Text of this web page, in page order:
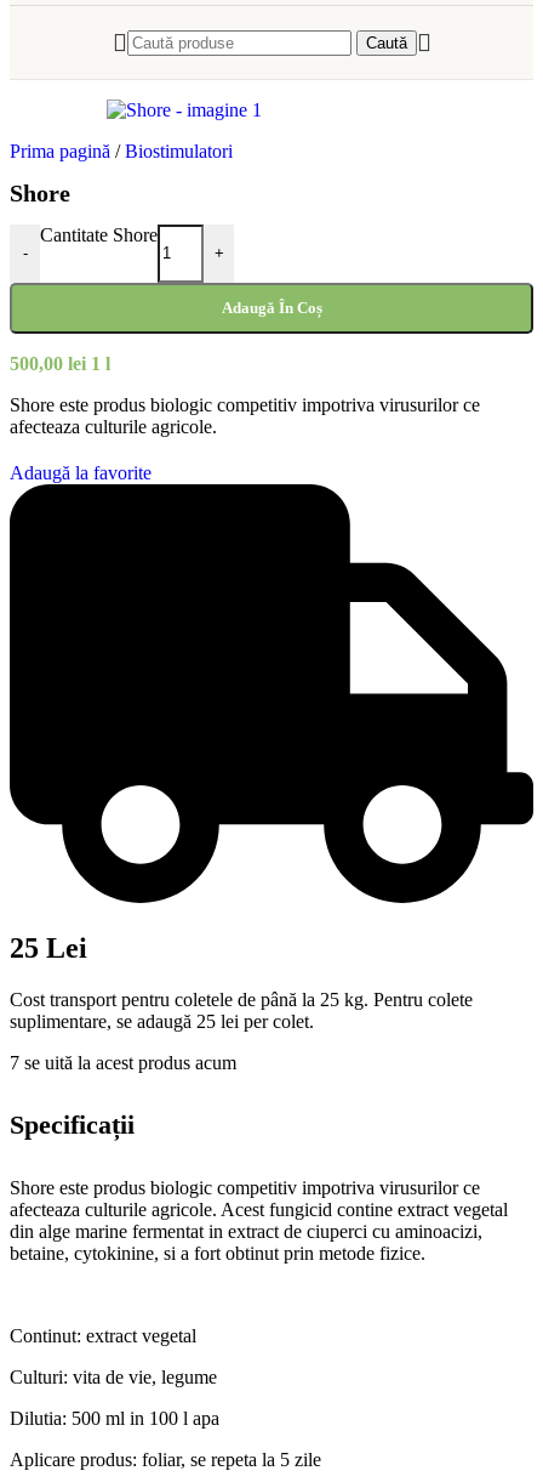
Caută
Prima pagină / Biostimulatori
Shore
-
Cantitate Shore
+
Adaugă În Coș
500,00 lei 1 l
Shore este produs biologic competitiv impotriva virusurilor ce
afecteaza culturile agricole.
Adaugă la favorite
25 Lei
Cost transport pentru coletele de până la 25 kg. Pentru colete
suplimentare, se adaugă 25 lei per colet.
7 se uită la acest produs acum
Specificații
Shore este produs biologic competitiv impotriva virusurilor ce
afecteaza culturile agricole. Acest fungicid contine extract vegetal
din alge marine fermentat in extract de ciuperci cu aminoacizi,
betaine, cytokinine, si a fort obtinut prin metode fizice.
Continut: extract vegetal
Culturi: vita de vie, legume
Dilutia: 500 ml in 100 l apa
Aplicare produs: foliar, se repeta la 5 zile